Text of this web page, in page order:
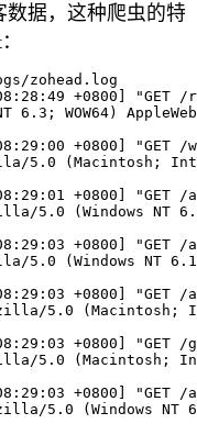
数据，这种爬虫的特
zohead.log
+0800] "GET
WOW64)
+0800] "GET /
5.0 (Macintosh; Intel
+0800]
5.0 (Windows NT
+0800] "GET
5.0 (Windows NT
+0800] "GET
5.0 (Macintosh;
+0800] "GET /
5.0 (Macintosh;
+0800] "GET
5.0 (Windows NT